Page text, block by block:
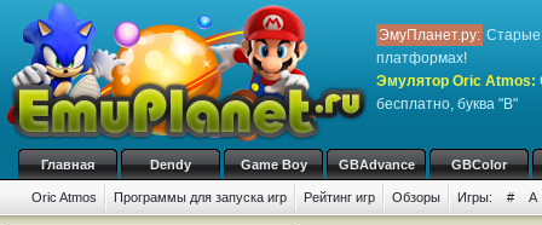
ЭмуПланет.ру: Старые
платформах!
Эмулятор Oric Atmos:
бесплатно, буква "B"
Главная Dendy Game Boy GBAdvance GBColor
Oric Atmos Программы для запуска игр Рейтинг игр Обзоры Игры: # A